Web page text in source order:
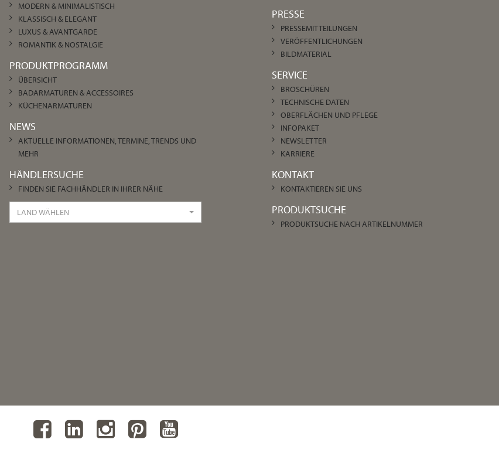
MODERN & MINIMALISTISCH
KLASSISCH & ELEGANT
LUXUS & AVANTGARDE
ROMANTIK & NOSTALGIE
PRODUKTPROGRAMM
ÜBERSICHT
BADARMATUREN & ACCESSOIRES
KÜCHENARMATUREN
NEWS
AKTUELLE INFORMATIONEN, TERMINE, TRENDS UND
MEHR
HÄNDLERSUCHE
FINDEN SIE FACHHÄNDLER IN IHRER NÄHE
LAND WÄHLEN
PRESSE
PRESSEMITTEILUNGEN
VERÖFFENTLICHUNGEN
BILDMATERIAL
SERVICE
BROSCHÜREN
TECHNISCHE DATEN
OBERFLÄCHEN UND PFLEGE
INFOPAKET
NEWSLETTER
KARRIERE
KONTAKT
KONTAKTIEREN SIE UNS
PRODUKTSUCHE
PRODUKTSUCHE NACH ARTIKELNUMMER